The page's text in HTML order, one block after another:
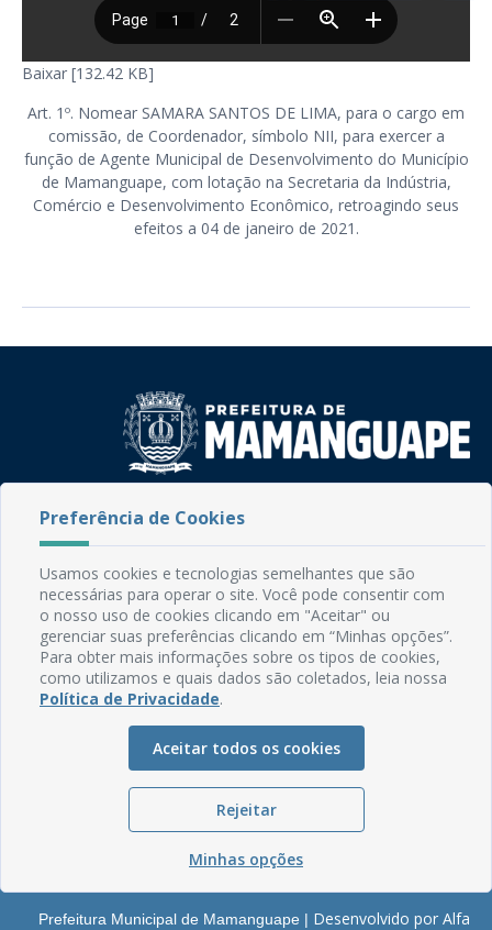
Baixar [132.42 KB]
Art. 1º. Nomear SAMARA SANTOS DE LIMA, para o cargo em
comissão, de Coordenador, símbolo NII, para exercer a
função de Agente Municipal de Desenvolvimento do Município
de Mamanguape, com lotação na Secretaria da Indústria,
Comércio e Desenvolvimento Econômico, retroagindo seus
efeitos a 04 de janeiro de 2021.
Rua do Imperador, 78, Centro
Email: comunicacao@mamanguape.pb.gov.br
Expediente: Segunda à Sexta, das 08h às 13h
Mapa do Site
Perguntas frequentes
Glossário
Ouvidoria
Serviços Internos
Política de Privacidade
Prefeitura Municipal de Mamanguape | Desenvolvido por Alfa
Preferência de Cookies
Usamos cookies e tecnologias semelhantes que são
necessárias para operar o site. Você pode consentir com
o nosso uso de cookies clicando em "Aceitar" ou
gerenciar suas preferências clicando em “Minhas opções”.
Para obter mais informações sobre os tipos de cookies,
como utilizamos e quais dados são coletados, leia nossa
Política de Privacidade.
Aceitar todos os cookies
Rejeitar
Minhas opções